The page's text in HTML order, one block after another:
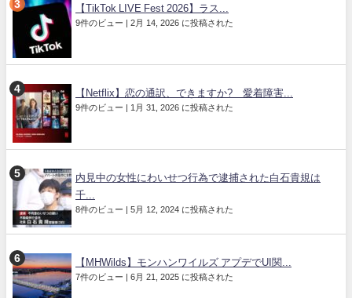
【TikTok LIVE Fest 2026】ラス...
9件のビュー 2月 14, 2026 に投稿された
【Netflix】恋の通訳、できますか? 愛着障害...
9件のビュー 1月 31, 2026 に投稿された
内見中の女性にわいせつ行為で逮捕された白石貴規は
千...
8件のビュー 5月 12, 2024 に投稿された
【MHWilds】モンハンワイルズ アプデでUI関...
7件のビュー 6月 21, 2025 に投稿された